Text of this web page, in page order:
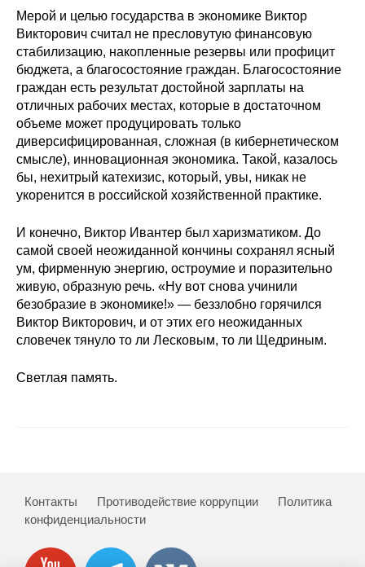
Мерой и целью государства в экономике Виктор
Викторович считал не пресловутую финансовую
стабилизацию, накопленные резервы или профицит
бюджета, а благосостояние граждан. Благосостояние
граждан есть результат достойной зарплаты на
отличных рабочих местах, которые в достаточном
объеме может продуцировать только
диверсифицированная, сложная (в кибернетическом
смысле), инновационная экономика. Такой, казалось
бы, нехитрый катехизис, который, увы, никак не
укоренится в российской хозяйственной практике.
И конечно, Виктор Ивантер был харизматиком. До
самой своей неожиданной кончины сохранял ясный
ум, фирменную энергию, остроумие и поразительно
живую, образную речь. «Ну вот снова учинили
безобразие в экономике!» — беззлобно горячился
Виктор Викторович, и от этих его неожиданных
словечек тянуло то ли Лесковым, то ли Щедриным.
Светлая память.
Контакты Противодействие коррупции
Политика
конфиденциальности